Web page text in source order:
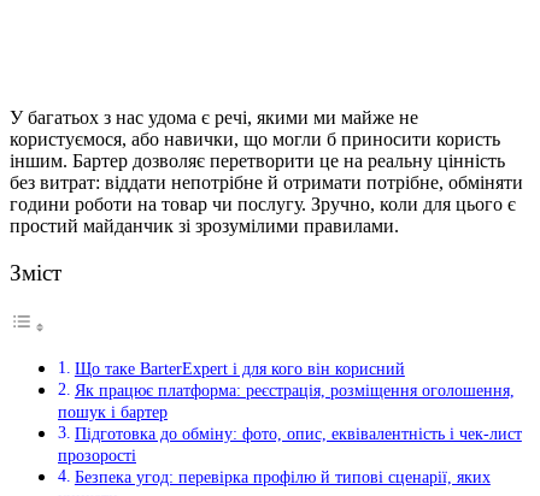
У багатьох з нас удома є речі, якими ми майже не
користуємося, або навички, що могли б приносити користь
іншим. Бартер дозволяє перетворити це на реальну цінність
без витрат: віддати непотрібне й отримати потрібне, обміняти
години роботи на товар чи послугу. Зручно, коли для цього є
простий майданчик зі зрозумілими правилами.
Зміст
Що таке BarterExpert і для кого він корисний
Як працює платформа: реєстрація, розміщення оголошення,
пошук і бартер
Підготовка до обміну: фото, опис, еквівалентність і чек-лист
прозорості
Безпека угод: перевірка профілю й типові сценарії, яких